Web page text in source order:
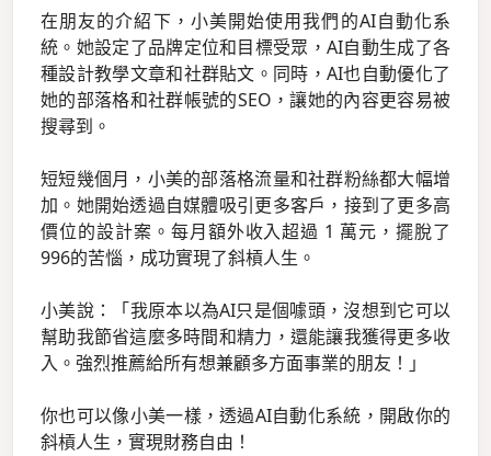
在朋友的介紹下，小美開始使用我們的AI自動化系
統。她設定了品牌定位和目標受眾，AI自動生成了各
種設計教學文章和社群貼文。同時，AI也自動優化了
她的部落格和社群帳號的SEO，讓她的內容更容易被
搜尋到。
短短幾個月，小美的部落格流量和社群粉絲都大幅增
加。她開始透過自媒體吸引更多客戶，接到了更多高
價位的設計案。每月額外收入超過 1 萬元，擺脫了
996的苦惱，成功實現了斜槓人生。
小美說：「我原本以為AI只是個噱頭，沒想到它可以
幫助我節省這麼多時間和精力，還能讓我獲得更多收
入。強烈推薦給所有想兼顧多方面事業的朋友！」
你也可以像小美一樣，透過AI自動化系統，開啟你的
斜槓人生，實現財務自由！